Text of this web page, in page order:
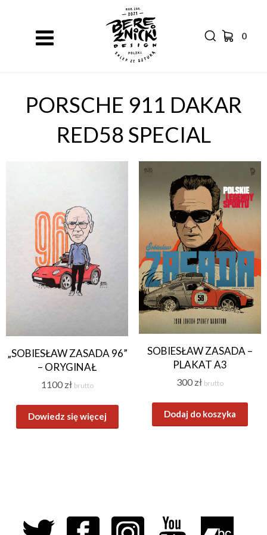
0
PORSCHE 911 DAKAR
RED58 SPECIAL
„SOBIESŁAW ZASADA 96”
– ORYGINAŁ
1100 zł brutto
Dowiedz się więcej
SOBIESŁAW ZASADA –
PLAKAT A3
300 zł brutto
Dodaj do koszyka